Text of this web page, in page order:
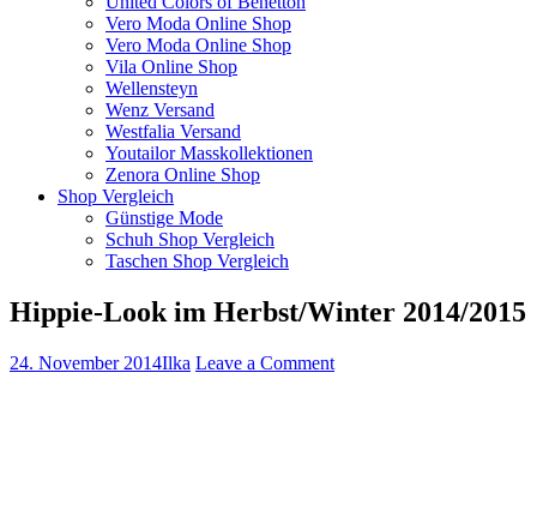
Vero Moda Online Shop
Vero Moda Online Shop
Vila Online Shop
Wellensteyn
Wenz Versand
Westfalia Versand
Youtailor Masskollektionen
Zenora Online Shop
Shop Vergleich
Günstige Mode
Schuh Shop Vergleich
Taschen Shop Vergleich
Hippie-Look im Herbst/Winter 2014/2015
24. November 2014Ilka Leave a Comment